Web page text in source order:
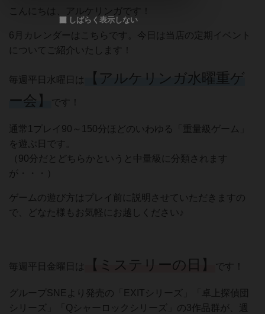
こんにちは、アルケリンガです！
6月カレンダーはこちらです。今日は当店の定期イベント
についてご紹介いたします！
毎週平日水曜日は
【アルケリンガ水曜重ゲ
ー会】
です！
通常1プレイ90～150分ほどのいわゆる「重量級ゲーム」
を遊ぶ日です。
（90分だとどちらかというと中量級に分類されます
が・・・）
ゲームの遊び方はプレイ前に説明させていただきますの
で、どなた様もお気軽にお越しください♪
毎週平日金曜日は 【ミステリーの日】 です！
グループSNEより発売の「EXITシリーズ」「卓上探偵団
シリーズ」「Qシャーロックシリーズ」の3作品群が、週
しばらく表示しない